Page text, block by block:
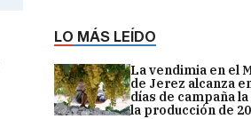
LO MÁS LEÍDO
La vendimia en el
de Jerez alcanza
días de campaña
la producción de